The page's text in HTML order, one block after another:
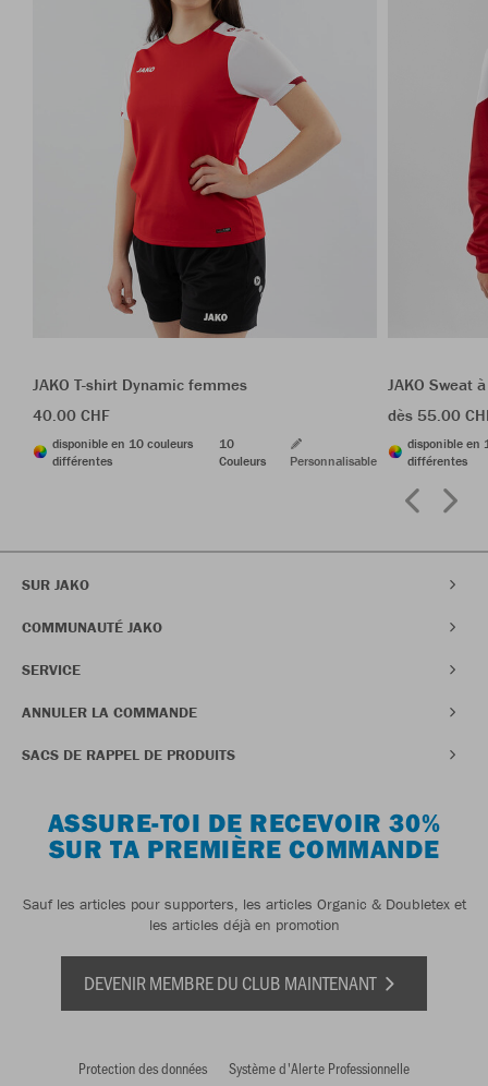
JAKO T-shirt Dynamic femmes
40.00 CHF
disponible en 10 couleurs
différentes
10
Couleurs
Personnalisable
JAKO Sweat
dès 55.00
disponible en
différentes
SUR JAKO
COMMUNAUTÉ JAKO
SERVICE
ANNULER LA COMMANDE
SACS DE RAPPEL DE PRODUITS
ASSURE-TOI DE RECEVOIR 30%
SUR TA PREMIÈRE COMMANDE
Sauf les articles pour supporters, les articles Organic & Doubletex et
les articles déjà en promotion
DEVENIR MEMBRE DU CLUB MAINTENANT
Protection des données
Système d'Alerte Professionnelle